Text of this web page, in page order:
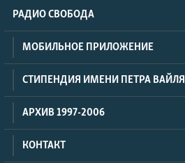
РАДИО СВОБОДА
МОБИЛЬНОЕ ПРИЛОЖЕНИЕ
СТИПЕНДИЯ ИМЕНИ ПЕТРА ВАЙЛЯ
АРХИВ 1997-2006
КОНТАКТ